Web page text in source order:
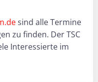
sind alle Termine
zu finden. Der TSC
Interessierte im